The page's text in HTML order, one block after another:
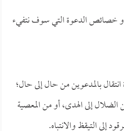
خصائص الدعوة التي سوف نتفيء
بالمدعوين من حال إلى حال؛
الضلال إلى الهدى، أو من المعصية
إلى التيقظ والانتباه.